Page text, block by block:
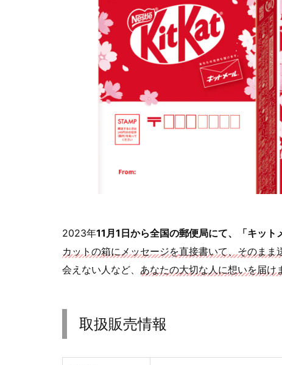
2023年11月1日から全国の郵便局にて、「キット
カットの箱にメッセージを直接書いて、そのまま
会えない人など、 あなたの大切な人に想いを届け
取扱販売情報